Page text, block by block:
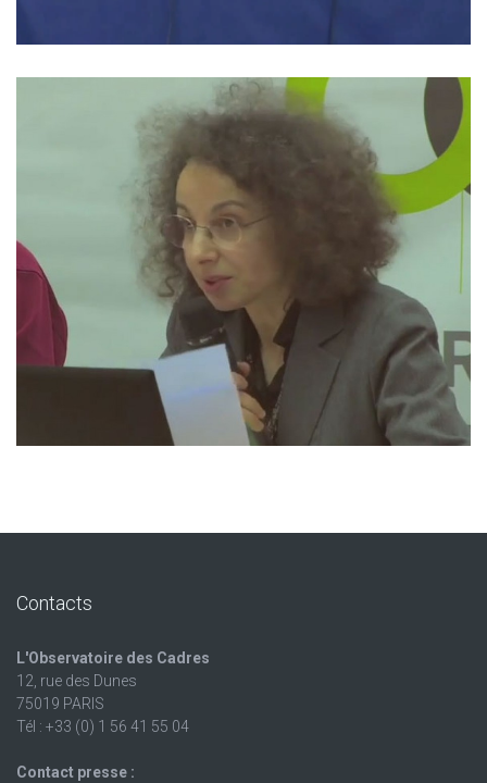
Contacts
L'Observatoire des Cadres
12, rue des Dunes
75019 PARIS
Tél : +33 (0) 1 56 41 55 04
Contact presse :